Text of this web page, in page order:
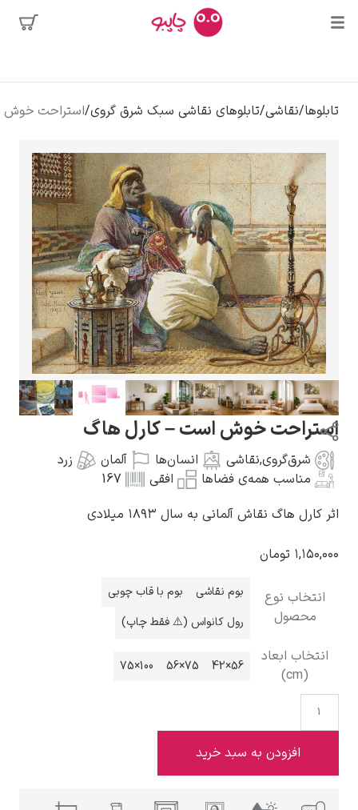
محبوب‌ترین
هنرمندان
کلود مونه
ونسان ون گوگ
گوستاو کلیمت
تابلوهای نقاشی سبک شرق گروی/ استراحت خوش است – کارل هاگ
خوش است – کارل هاگ
نقاشی انسان‌ها آلمان
زرد
فضاها
افقی
167
به سال ۱۸۹۳ میلادی
بوم نقاشی
بوم با قاب چوبی
رول کانواس (⚠️ فقط چاپ)
75×56
100×75
به سبد خرید